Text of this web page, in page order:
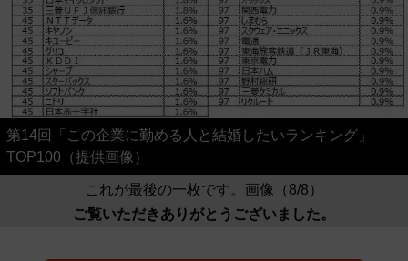
第14回「この企業に勤める人と結婚したいランキング」
TOP100（提供画像）
これが最後の一枚です。画像（8/8）
ご覧いただきありがとうございました。